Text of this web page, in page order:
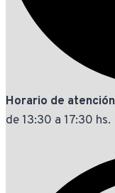
Horario de atención
de 13:30 a 17:30 hs.